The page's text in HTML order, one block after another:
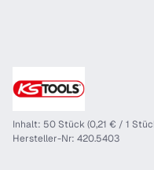
Inhalt: 50 Stück (0,21 € / 1
Hersteller-Nr: 420.5403